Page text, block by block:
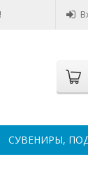
СУВЕНИРЫ,